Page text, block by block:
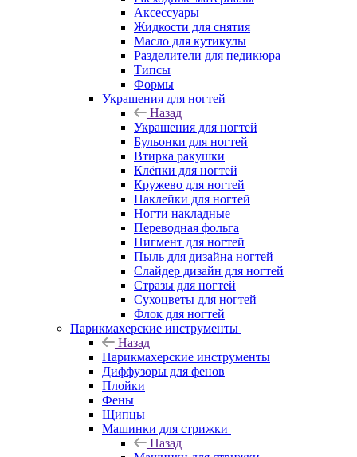
Аксессуары
Жидкости для снятия
Масло для кутикулы
Разделители для педикюра
Типсы
Формы
Украшения для ногтей
Назад
Украшения для ногтей
Бульонки для ногтей
Втирка ракушки
Клёпки для ногтей
Кружево для ногтей
Наклейки для ногтей
Ногти накладные
Переводная фольга
Пигмент для ногтей
Пыль для дизайна ногтей
Слайдер дизайн для ногтей
Стразы для ногтей
Сухоцветы для ногтей
Флок для ногтей
Парикмахерские инструменты
Назад
Парикмахерские инструменты
Диффузоры для фенов
Плойки
Фены
Щипцы
Машинки для стрижки
Назад